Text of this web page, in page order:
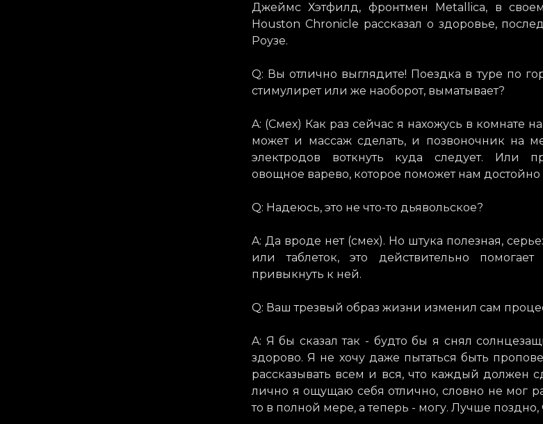
Джеймс Хэтфилд, фронтмен Metallica, в
Houston Chronicle рассказал о здоровье,
Роузе.
Q: Вы отлично выглядите! Поездка в туре по
стимулирет или же наоборот, выматывает?
A: (Смех) Как раз сейчас я нахожусь в комнате
может и массаж сделать, и позвоночник на
электродов воткнуть куда следует. Или
овощное варево, которое поможет нам достойно
Q: Надеюсь, это не что-то дьявольское?
A: Да вроде нет (смех). Но штука полезная,
или таблеток, это действительно помогает
привыкнуть к ней.
Q: Ваш трезвый образ жизни изменил сам
A: Я бы сказал так - будто бы я снял
здорово. Я не хочу даже пытаться быть
рассказывать всем и вся, что каждый должен
лично я ощущаю себя отлично, словно не мог
то в полной мере, а теперь - могу. Лучше поздно,